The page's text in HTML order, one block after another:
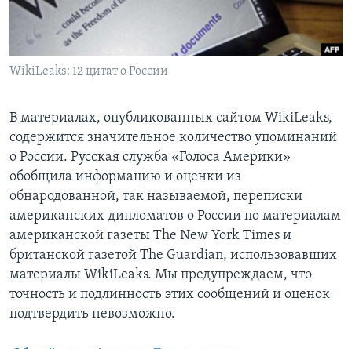
Learning English
СОЦИАЛЬНЫЕ СЕТИ
Языки
WikiLeaks: 12 цитат о России
В материалах, опубликованных сайтом WikiLeaks,
содержится значительное количество упоминаний
о России. Русская служба «Голоса Америки»
обобщила информацию и оценки из
обнародованной, так называемой, переписки
американских дипломатов о России по материалам
американской газеты The New York Times и
британской газетой The Guardian, использовавших
материалы WikiLeaks. Мы предупреждаем, что
точность и подлинность этих сообщений и оценок
подтвердить невозможно.